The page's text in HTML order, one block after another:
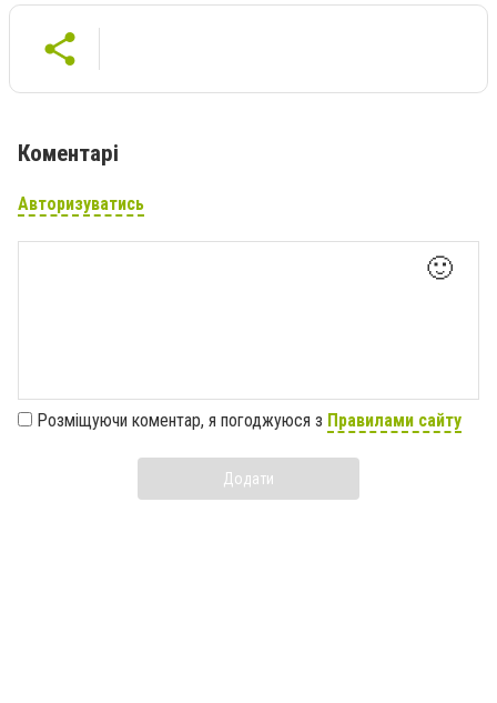
Коментарі
Авторизуватись
🙂
Розміщуючи коментар, я погоджуюся з Правилами сайту
Додати